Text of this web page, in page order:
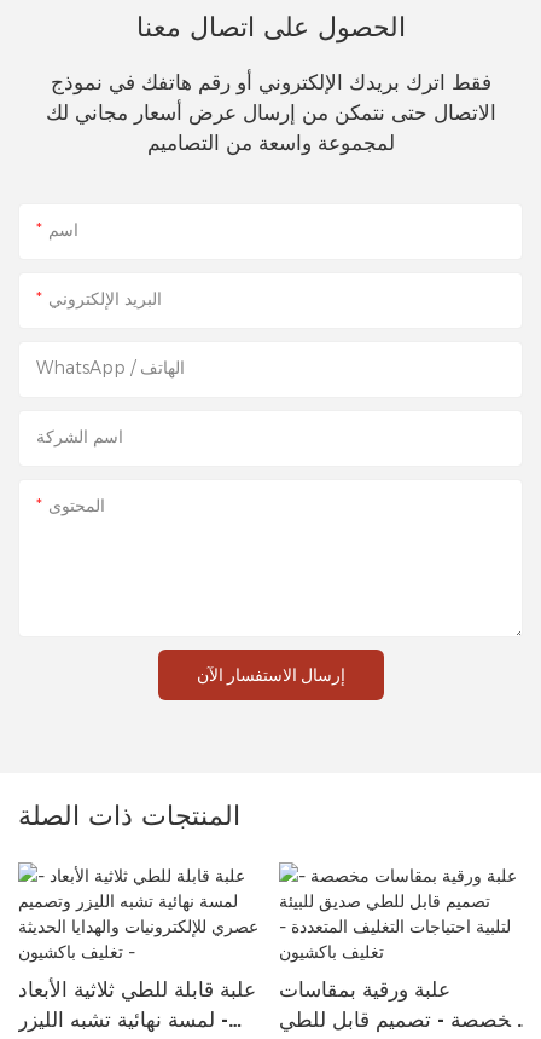
الحصول على اتصال معنا
فقط اترك بريدك الإلكتروني أو رقم هاتفك في نموذج
الاتصال حتى نتمكن من إرسال عرض أسعار مجاني لك
لمجموعة واسعة من التصاميم
اسم
البريد الإلكتروني
WhatsApp / الهاتف
اسم الشركة
المحتوى
إرسال الاستفسار الآن
المنتجات ذات الصلة
علبة قابلة للطي ثلاثية الأبعاد
- لمسة نهائية تشبه الليزر
علبة ورقية بمقاسات
مخصصة - تصميم قابل للطي